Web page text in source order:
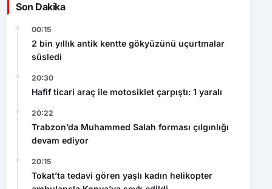
Son Dakika
00:15
2 bin yıllık antik kentte gökyüzünü uçurtmalar
süsledi
20:30
Hafif ticari araç ile motosiklet çarpıştı: 1 yaralı
20:22
Trabzon’da Muhammed Salah forması çılgınlığı
devam ediyor
20:15
Tokat’ta tedavi gören yaşlı kadın helikopter